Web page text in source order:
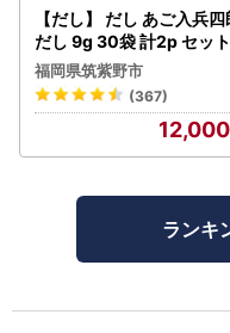
【だし】 だし あご入兵四
だし 9g 30袋 計2p セッ
21760217
福岡県筑紫野市
(367)
12,000
ランキ